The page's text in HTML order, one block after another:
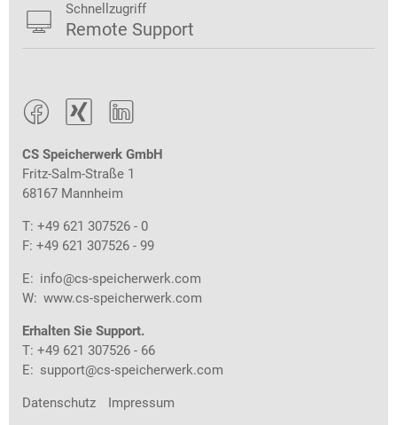
  
CS Speicherwerk GmbH
Fritz-Salm-Straße 1
68167 Mannheim
T: +49 621 307526 - 0
F: +49 621 307526 - 99
E: info@cs-speicherwerk.com
W: www.cs-speicherwerk.com
Erhalten Sie Support.
T: +49 621 307526 - 66
E: support@cs-speicherwerk.com
Datenschutz Impressum
 Schnellzugriff
Remote Support